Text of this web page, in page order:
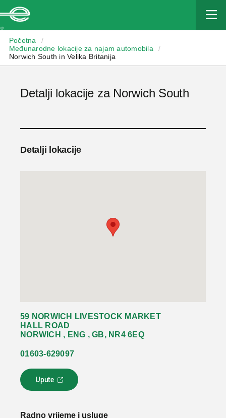
Početna
/
Međunarodne lokacije za najam automobila
/
Norwich South in Velika Britanija
Detalji lokacije za Norwich South
Detalji lokacije
59 NORWICH LIVESTOCK MARKET
HALL ROAD
NORWICH , ENG , GB, NR4 6EQ
01603-629097
Upute
L
i
k
Radno vrijeme i usluge